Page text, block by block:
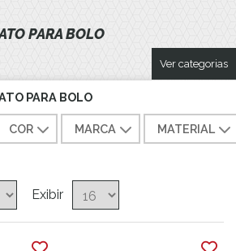
PARA BOLO
Ver categorias
PARA BOLO
COR MARCA MATERIAL
Exibir